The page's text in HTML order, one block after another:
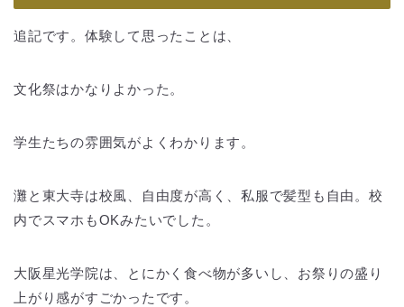
追記です。体験して思ったことは、
文化祭はかなりよかった。
学生たちの雰囲気がよくわかります。
灘と東大寺は校風、自由度が高く、私服で髪型も自由。校
内でスマホもOKみたいでした。
大阪星光学院は、とにかく食べ物が多いし、お祭りの盛り
上がり感がすごかったです。